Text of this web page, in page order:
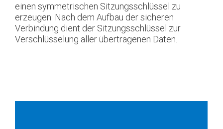
einen symmetrischen Sitzungsschlüssel zu
erzeugen. Nach dem Aufbau der sicheren
Verbindung dient der Sitzungsschlüssel zur
Verschlüsselung aller übertragenen Daten.